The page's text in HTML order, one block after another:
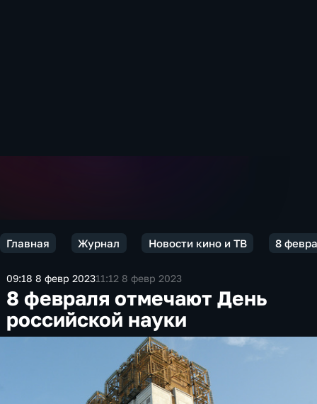
Главная Журнал Новости кино и ТВ 8
09:18 8 февр 202311:12 8 февр 2023
8 февраля отмечают День
российской науки